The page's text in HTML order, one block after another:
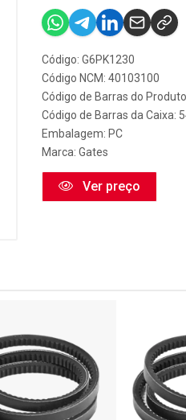
Código: G6PK1230
Código NCM: 40103100
Código de Barras do
Código de Barras da Caixa:
Embalagem: PC
Marca: Gates
Ver preço